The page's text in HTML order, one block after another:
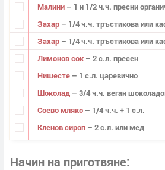
Малини – 1 и 1/2 ч.ч. пресни
Захар – 1/4 ч.ч. тръстикова или
Захар – 1/4 ч.ч. тръстикова или
Лимонов сок – 2 с.л. пресен
Нишесте – 1 с.л. царевично
Шоколад – 3/4 ч.ч. веган
Соево мляко – 1/4 ч.ч. + 1 с.л.
Кленов сироп – 2 с.л. или мед
Начин на приготвяне